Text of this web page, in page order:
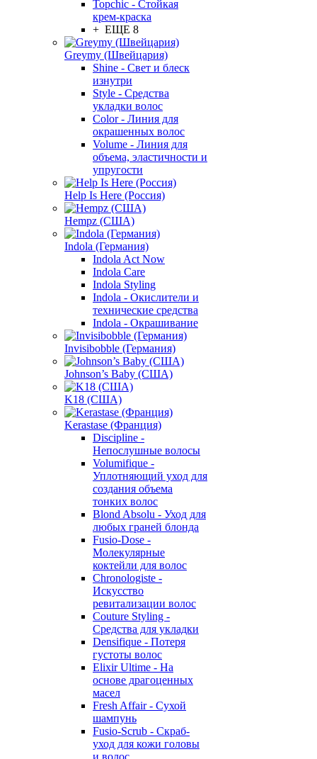
Topchic - Стойкая
крем-краска
+ ЕЩЕ 8
Greymy (Швейцария)
Shine - Свет и блеск
изнутри
Style - Средства
укладки волос
Color - Линия для
окрашенных волос
Volume - Линия для
объема, эластичности и
упругости
Help Is Here (Россия)
Hempz (США)
Indola (Германия)
Indola Act Now
Indola Care
Indola Styling
Indola - Окислители и
технические средства
Indola - Окрашивание
Invisibobble (Германия)
Johnson’s Baby (США)
K18 (США)
Kerastase (Франция)
Discipline -
Непослушные волосы
Volumifique -
Уплотняющий уход для
создания объема
тонких волос
Blond Absolu - Уход для
любых граней блонда
Fusio-Dose -
Молекулярные
коктейли для волос
Chronologiste -
Искусство
ревитализации волос
Couture Styling -
Средства для укладки
Densifique - Потеря
густоты волос
Elixir Ultime - На
основе драгоценных
масел
Fresh Affair - Сухой
шампунь
Fusio-Scrub - Скраб-
уход для кожи головы
и волос